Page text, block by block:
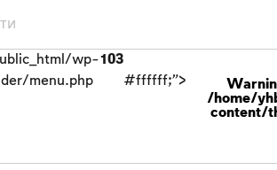
wp-
menu.php
103
#ffffff;">
/home/
content/